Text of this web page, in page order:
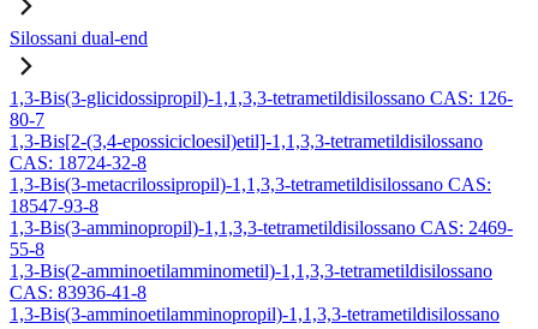
Silossani dual-end
1,3-Bis(3-glicidossipropil)-1,1,3,3-tetrametildisilossano CAS: 126-
80-7
1,3-Bis[2-(3,4-epossicicloesil)etil]-1,1,3,3-tetrametildisilossano
CAS: 18724-32-8
1,3-Bis(3-metacrilossipropil)-1,1,3,3-tetrametildisilossano CAS:
18547-93-8
1,3-Bis(3-amminopropil)-1,1,3,3-tetrametildisilossano CAS: 2469-
55-8
1,3-Bis(2-amminoetilamminometil)-1,1,3,3-tetrametildisilossano
CAS: 83936-41-8
1,3-Bis(3-amminoetilamminopropil)-1,1,3,3-tetrametildisilossano